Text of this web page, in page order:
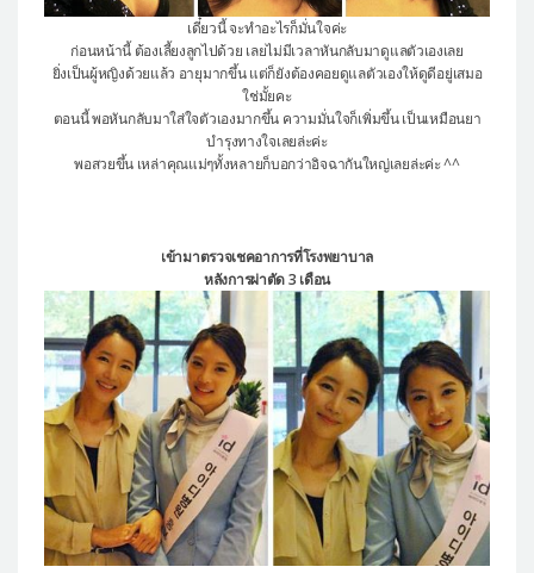
เดี๋ยวนี้ จะทำอะไรก็มั่นใจค่ะ
ก่อนหน้านี้ ต้องเลี้ยงลูกไปด้วย เลยไม่มีเวลาหันกลับมาดูแลตัวเองเลย
ยิ่งเป็นผู้หญิงด้วยแล้ว อายุมากขึ้น แต่ก็ยังต้องคอยดูแลตัวเองให้ดูดีอยู่เสมอ
ใช่มั้ยคะ
ตอนนี้ พอหันกลับมาใส่ใจตัวเองมากขึ้น ความมั่นใจก็เพิ่มขึ้น เป็นเหมือนยา
บำรุงทางใจเลยล่ะค่ะ
พอสวยขึ้น เหล่าคุณแม่ๆทั้งหลายก็บอกว่าอิจฉากันใหญ่เลยล่ะค่ะ ^^
เข้ามาตรวจเชคอาการที่โรงพยาบาล
หลังการผ่าตัด 3 เดือน